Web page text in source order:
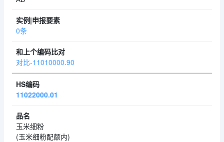
0条
对比-11010000.90
11022000.01
玉米细粉
(玉米细粉配额内)